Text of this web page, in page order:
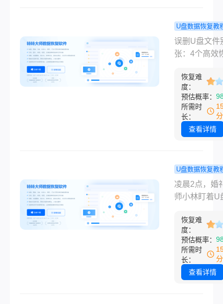
像删错了！”
或者是出差途
中，相机里的
“需要格式化”
里面存着客
确认的几百
品样片；又
是电脑突然
重启，再次
“RAW”格式
和工作文档
“蒸发”。
U盘数据恢复教
删除了u 盘
文件去哪里
方法+2026
南（附操作
解）
误删U盘文件
张：4个高效
据！开篇：
一切操作！
示：发现U
删后，请立
向U盘存入
——删除操作
标记空间可
新文件存入
旧数据，导
丢失。一、
检：系统回
隐藏文件1.
统回收站很
不知道：直
删除的文件
恢复难
度：
预估概率：
所需时
长：
查看详情
U盘数据恢复教
小心删除了
的文件怎么
方法+避坑
凌晨2点，婚
师小林盯着U
是汗
户婚礼原片
点"删除"键全
失。他颤抖
索"不小心删
恢复难
度：
预估概率：
所需时
长：
查看详情